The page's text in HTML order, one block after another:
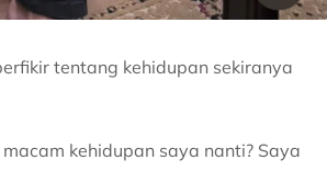
tentang kehidupan sekiranya
kehidupan saya nanti? Saya